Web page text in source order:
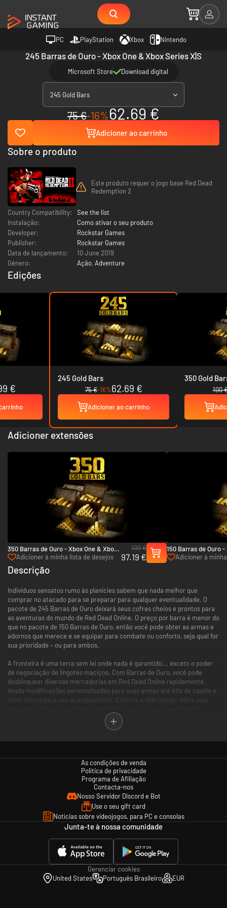
PC PlayStation Xbox Nintendo
245 Barras de Ouro - Xbox One & Xbox Series X|S
Microsoft Store Download digital
245 Gold Bars
75 €-16%62.69 €
Adicioner ao carrinho
Sobre o produto
Este produto requer o jogo base Red Dead
Redemption 2
Country Compatibility:
See the list
Instalação:
Como ativar o seu produto
Developer:
Rockstar Games
Publisher:
Rockstar Games
Data de lançamento:
10 June 2019
Género:
Ação, Adventure
Edições
€
245 Gold Bars
75 €-16%62.69 €
Adicioner ao carrinho
350 Gold
100
Adicioner extensões
350 Barras de Ouro - Xbox One & Xbox
Series X|S
Adicioner à minha lista de desejos
100 €
97.19 €
150 Barras de Ouro -
Series X|S
Adicioner à
Descrição
Indivíduos sensatos rumo às planícies sabem que nada melhor que
comprar no atacado para se preparar para qualquer eventualidade. O
pacote de 245 Barras de Ouro deixará seus cofres cheios e prontos para
as aventuras do mundo de Red Dead Online. O preço por barra é menor do
que no pacote de 150 Barras de Ouro, então você pode obter as armas e
adornos que merece e se equipar para combate ou conforto, seja qual for
sua prioridade – ou para ambos.
A fronteira é uma terra sem lei onde nada é garantido... exceto o poder
de negociação de lingotes maciços. Com Barras de Ouro, você pode
desbloquear diversas mercadorias em Red Dead Online rapidamente,
desde modificações personalizadas para suas armas até kits de cavalo e
itens únicos para seu acampamento. Embora a vida campo afora seja
seguro que pode fazer você se destacar.
e suporte técnico em https://support.rockstargames.com/br/.
As condições de venda
Política de privacidade
Programa de Afiliação
Contacta-nos
Nosso Servidor Discord e Bot
Use o seu gift card
Notícias sobre videojogos, para PC e consolas
Junta-te à nossa comunidade
Gerenciar cookies
United States
Português Brasileiro EUR